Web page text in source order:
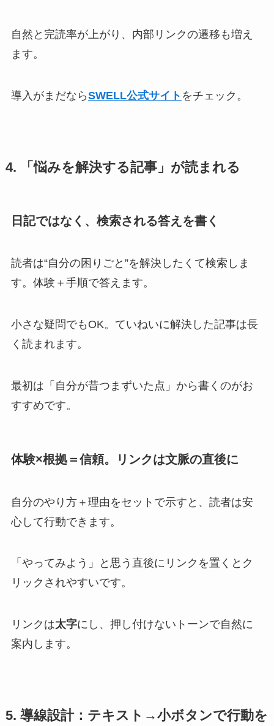
自然と完読率が上がり、内部リンクの遷移も増え
ます。
導入がまだならSWELL公式サイト をチェック。
4. 「悩みを解決する記事」が読まれる
日記ではなく、検索される答えを書く
読者は“自分の困りごと”を解決したくて検索しま
す。体験＋手順で答えます。
小さな疑問でもOK。ていねいに解決した記事は長
く読まれます。
最初は「自分が昔つまずいた点」から書くのがお
すすめです。
体験×根拠＝信頼。リンクは文脈の直後に
自分のやり方＋理由をセットで示すと、読者は安
心して行動できます。
「やってみよう」と思う直後にリンクを置くとク
リックされやすいです。
リンクは太字にし、押し付けないトーンで自然に
案内します。
5. 導線設計：テキスト→小ボタンで行動を